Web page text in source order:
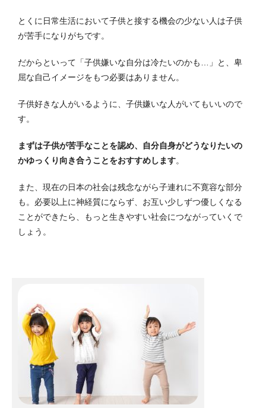
とくに日常生活において子供と接する機会の少ない人は子供
が苦手になりがちです。
だからといって「子供嫌いな自分は冷たいのかも…」と、卑
屈な自己イメージをもつ必要はありません。
子供好きな人がいるように、子供嫌いな人がいてもいいので
す。
まずは子供が苦手なことを認め、自分自身がどうなりたいの
かゆっくり向き合うことをおすすめします。
また、現在の日本の社会は残念ながら子連れに不寛容な部分
も。 必要以上に神経質にならず、お互い少しずつ優しくなる
ことができたら、もっと生きやすい社会につながっていくで
しょう。